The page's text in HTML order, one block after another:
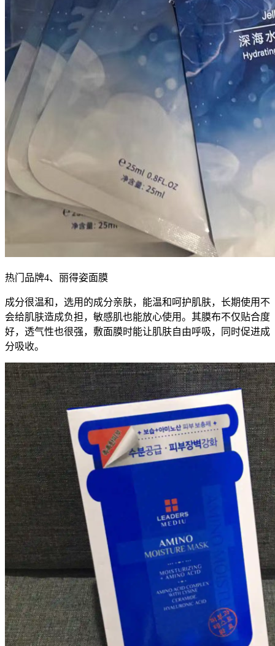
热门品牌4、丽得姿面膜
成分很温和，选用的成分亲肤，能温和呵护肌肤，长期使用不
会给肌肤造成负担，敏感肌也能放心使用。其膜布不仅贴合度
好，透气性也很强，敷面膜时能让肌肤自由呼吸，同时促进成
分吸收。